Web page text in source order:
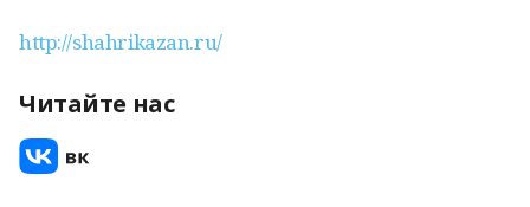
http://shahrikazan.ru/
Читайте нас